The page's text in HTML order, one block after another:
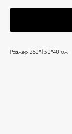
Размер 260*150*40 мм